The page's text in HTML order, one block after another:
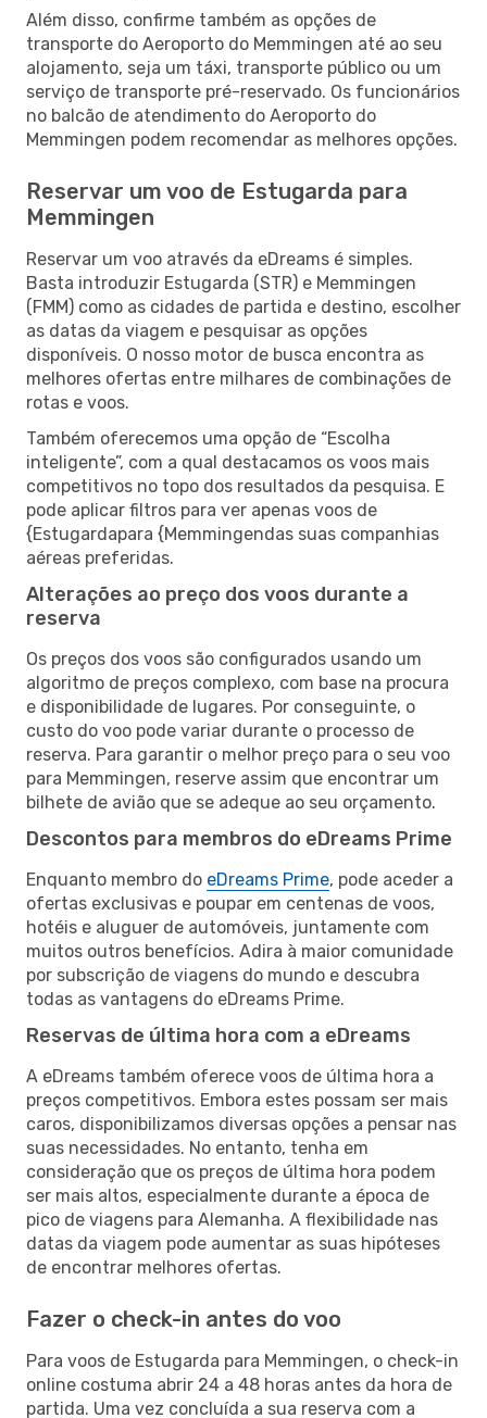
Além disso, confirme também as opções de
transporte do Aeroporto do Memmingen até ao seu
alojamento, seja um táxi, transporte público ou um
serviço de transporte pré-reservado. Os funcionários
no balcão de atendimento do Aeroporto do
Memmingen podem recomendar as melhores opções.
Reservar um voo de Estugarda para
Memmingen
Reservar um voo através da eDreams é simples.
Basta introduzir Estugarda (STR) e Memmingen
(FMM) como as cidades de partida e destino, escolher
as datas da viagem e pesquisar as opções
disponíveis. O nosso motor de busca encontra as
melhores ofertas entre milhares de combinações de
rotas e voos.
Também oferecemos uma opção de “Escolha
inteligente”, com a qual destacamos os voos mais
competitivos no topo dos resultados da pesquisa. E
pode aplicar filtros para ver apenas voos de
{Estugardapara {Memmingendas suas companhias
aéreas preferidas.
Alterações ao preço dos voos durante a
reserva
Os preços dos voos são configurados usando um
algoritmo de preços complexo, com base na procura
e disponibilidade de lugares. Por conseguinte, o
custo do voo pode variar durante o processo de
reserva. Para garantir o melhor preço para o seu voo
para Memmingen, reserve assim que encontrar um
bilhete de avião que se adeque ao seu orçamento.
Descontos para membros do eDreams Prime
Enquanto membro do eDreams Prime, pode aceder a
ofertas exclusivas e poupar em centenas de voos,
hotéis e aluguer de automóveis, juntamente com
muitos outros benefícios. Adira à maior comunidade
por subscrição de viagens do mundo e descubra
todas as vantagens do eDreams Prime.
Reservas de última hora com a eDreams
A eDreams também oferece voos de última hora a
preços competitivos. Embora estes possam ser mais
caros, disponibilizamos diversas opções a pensar nas
suas necessidades. No entanto, tenha em
consideração que os preços de última hora podem
ser mais altos, especialmente durante a época de
pico de viagens para Alemanha. A flexibilidade nas
datas da viagem pode aumentar as suas hipóteses
de encontrar melhores ofertas.
Fazer o check-in antes do voo
Para voos de Estugarda para Memmingen, o check-in
online costuma abrir 24 a 48 horas antes da hora de
partida. Uma vez concluída a sua reserva com a